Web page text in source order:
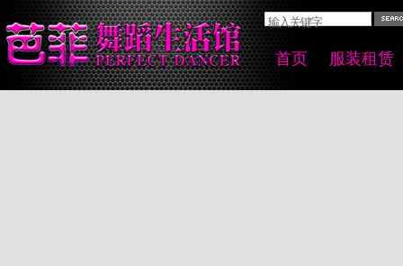
首页 服装租赁